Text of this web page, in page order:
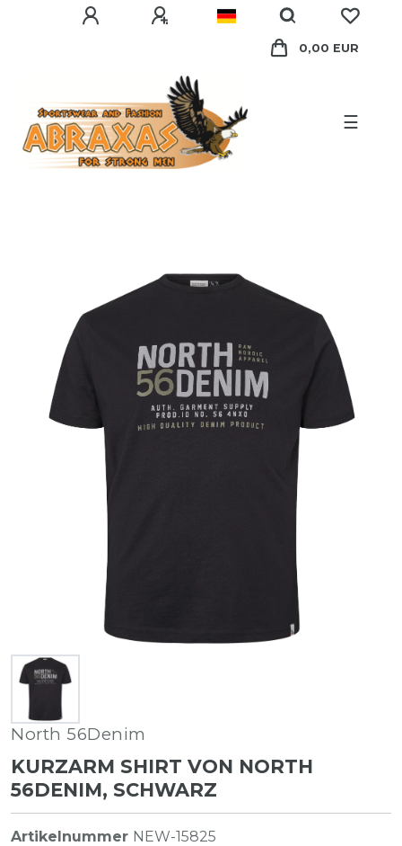
0,00 EUR
☰
North 56Denim
KURZARM SHIRT VON NORTH
56DENIM, SCHWARZ
Artikelnummer NEW-15825